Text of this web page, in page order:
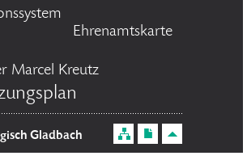
Ehrenamtskarte
Marcel Kreutz
Gladbach